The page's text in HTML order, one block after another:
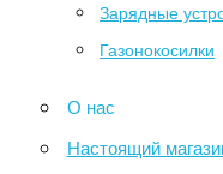
Зарядные
Газонокосилки
О нас
Настоящий